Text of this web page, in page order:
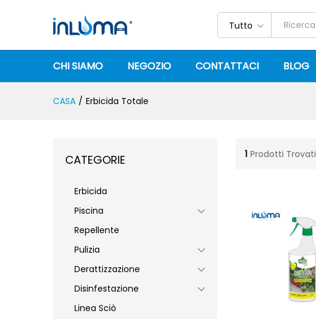
Tutto
CHI SIAMO NEGOZIO CONTATTACI BLOG
CASA / Erbicida Totale
1 Prodotti Trovati
CATEGORIE
Erbicida
Piscina
Repellente
Pulizia
Derattizzazione
Disinfestazione
Linea Sciò